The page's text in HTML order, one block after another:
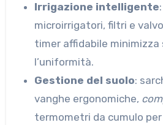
Irrigazione intelligente
microirrigatori, filtri e
timer affidabile minimizza
l’uniformità.
Gestione del suolo:
vanghe ergonomiche,
termometri da cumulo